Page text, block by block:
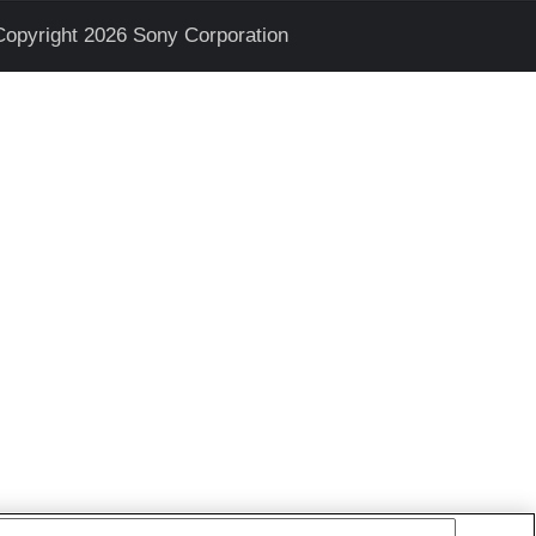
2026 Sony Corporation